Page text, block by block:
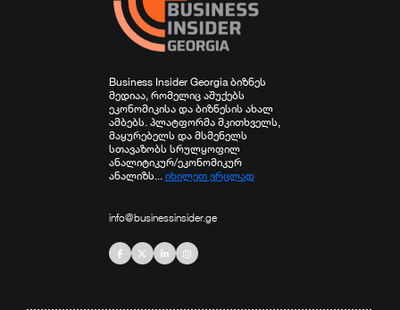
Business Insider Georgia ბიზნეს
მედიაა, რომელიც აშუქებს
ეკონომიკისა და ბიზნესის ახალ
ამბებს. პლატფორმა მკითხველს,
მაყურებელს და მსმენელს
სთავაზობს სრულყოფილ
ანალიტიკურ/ეკონომიკურ
ანალიზს... იხილეთ ვრცლად
info@businessinsider.ge